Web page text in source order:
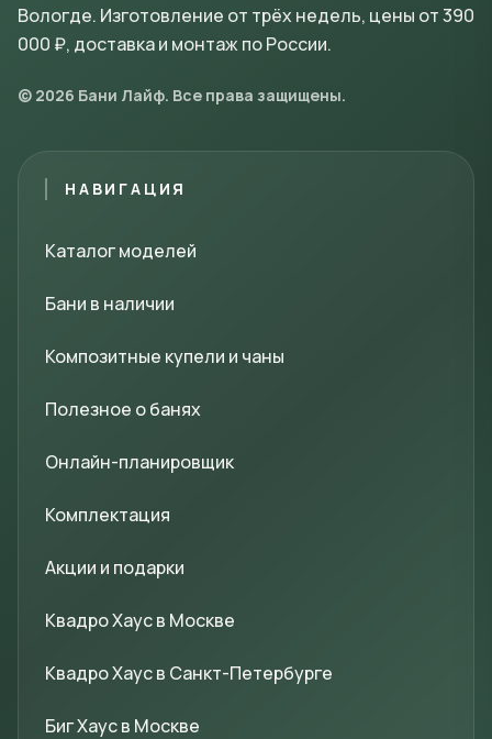
Вологде. Изготовление от трёх недель, цены от 390
000 ₽, доставка и монтаж по России.
© 2026 Бани Лайф. Все права защищены.
НАВИГАЦИЯ
Каталог моделей
Бани в наличии
Композитные купели и чаны
Полезное о банях
Онлайн-планировщик
Комплектация
Акции и подарки
Квадро Хаус в Москве
Квадро Хаус в Санкт-Петербурге
Биг Хаус в Москве